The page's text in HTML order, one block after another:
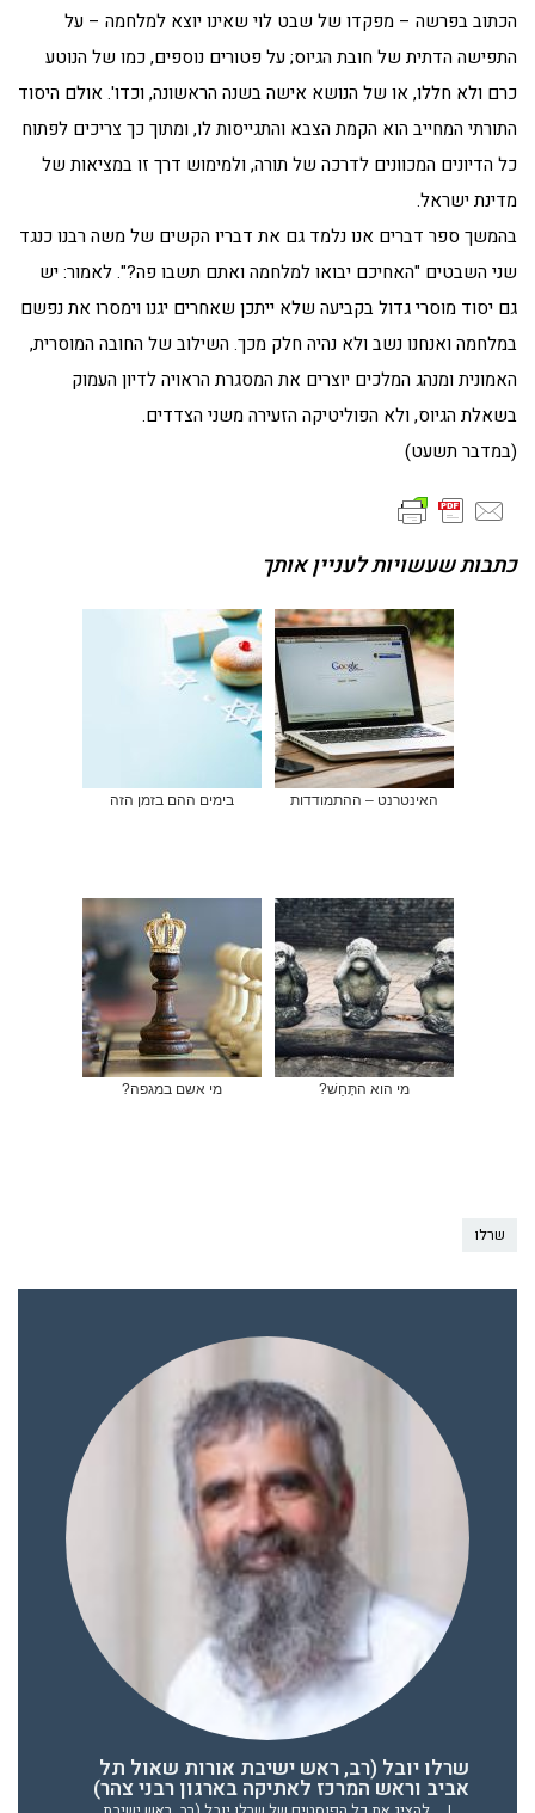
הכתוב בפרשה – מפקדו של שבט לוי שאינו יוצא למלחמה – על
התפישה הדתית של חובת הגיוס; על פטורים נוספים, כמו של הנוטע
כרם ולא חללו, או של הנושא אישה בשנה הראשונה, וכדו'. אולם היסוד
התורתי המחייב הוא הקמת הצבא והתגייסות לו, ומתוך כך צריכים לפתוח
כל הדיונים המכוונים לדרכה של תורה, ולמימוש דרך זו במציאות של
מדינת ישראל.
בהמשך ספר דברים אנו נלמד גם את דבריו הקשים של משה רבנו כנגד
שני השבטים "האחיכם יבואו למלחמה ואתם תשבו פה?". לאמור: יש
גם יסוד מוסרי גדול בקביעה שלא ייתכן שאחרים יגנו וימסרו את נפשם
במלחמה ואנחנו נשב ולא נהיה חלק מכך. השילוב של החובה המוסרית,
האמונית ומנהג המלכים יוצרים את המסגרת הראויה לדיון העמוק
בשאלת הגיוס, ולא הפוליטיקה הזעירה משני הצדדים.
(במדבר תשעט)
כתבות שעשויות לעניין אותך
האינטרנט – ההתמודדות בימים ההם בזמן הזה
מי הוא התָּחַשׁ? מי אשם במגפה?
שרלו
שרלו יובל (רב, ראש ישיבת אורות שאול תל
אביב וראש המרכז לאתיקה בארגון רבני צהר)